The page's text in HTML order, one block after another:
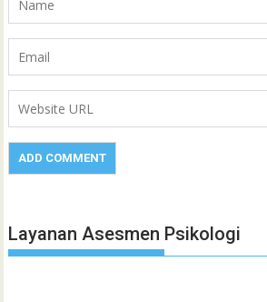
Layanan Asesmen Psikologi